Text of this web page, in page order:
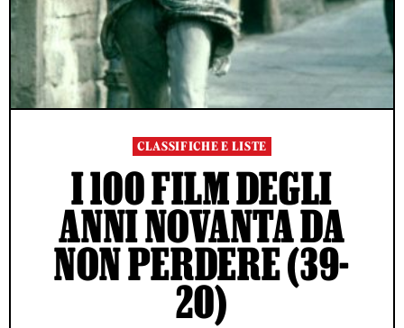
CLASSIFICHE E LISTE
I 100 FILM DEGLI
ANNI NOVANTA DA
NON PERDERE (39-
20)